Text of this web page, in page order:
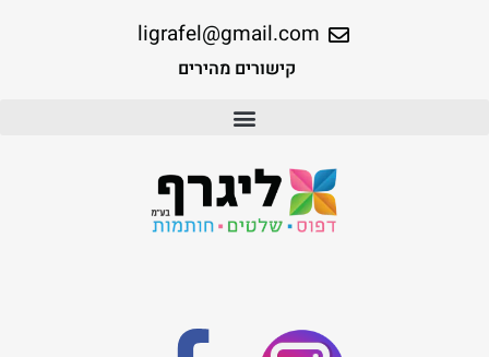
קישורים מהירים
ligrafel@gmail.com